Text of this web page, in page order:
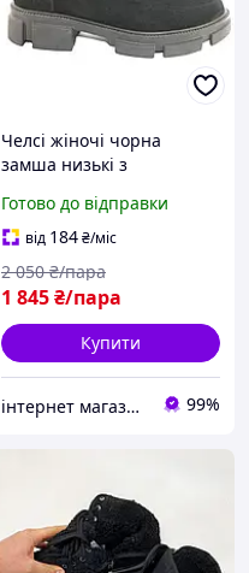
Челсі жіночі чорна
замша низькі з
зі змійкою розмір 40
Готово до відправки
від 184₴/міс
1 845₴/пара
2 050 ₴/пара
Купити
інтернет магазин ОПТИМАЛЬНИЙ ВИБІР 99%